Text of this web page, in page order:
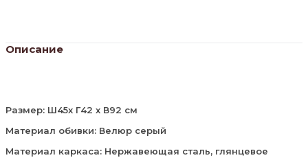
Описание
Размер: Ш45х Г42 х В92 см
Материал обивки: Велюр серый
Материал каркаса: Нержавеющая сталь, глянцевое